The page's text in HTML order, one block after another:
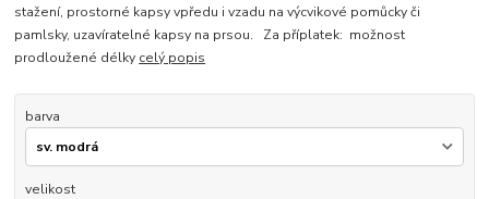
stažení, prostorné kapsy vpředu i vzadu na výcvikové pomůcky či
pamlsky, uzavíratelné kapsy na prsou. Za příplatek: možnost
prodloužené délky celý popis
barva
velikost